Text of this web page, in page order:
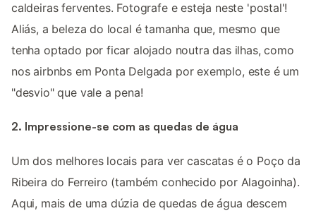
caldeiras ferventes. Fotografe e esteja neste 'postal'!
Aliás, a beleza do local é tamanha que, mesmo que
tenha optado por ficar alojado noutra das ilhas, como
nos airbnbs em Ponta Delgada por exemplo, este é um
"desvio" que vale a pena!
2. Impressione-se com as quedas de água
Um dos melhores locais para ver cascatas é o Poço da
Ribeira do Ferreiro (também conhecido por Alagoinha).
Aqui, mais de uma dúzia de quedas de água descem